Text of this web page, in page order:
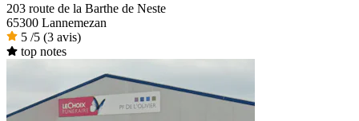
203 route de la Barthe de Neste
65300 Lannemezan
5 /5 (3 avis)
top notes